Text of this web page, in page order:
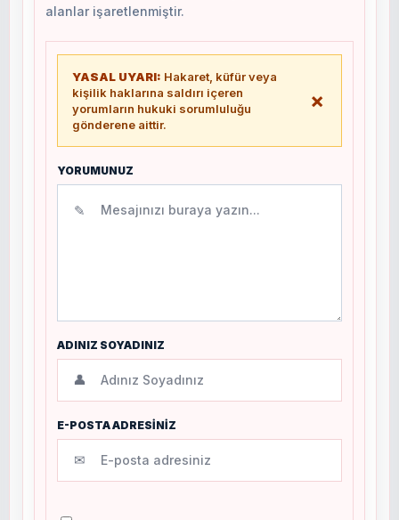
alanlar işaretlenmiştir.
YASAL UYARI: Hakaret, küfür veya
kişilik haklarına saldırı içeren
yorumların hukuki sorumluluğu
gönderene aittir.
×
YORUMUNUZ
✎
ADINIZ SOYADINIZ
👤
E-POSTA ADRESİNİZ
✉